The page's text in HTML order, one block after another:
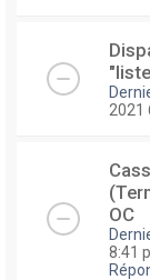
2021
OC
8:41